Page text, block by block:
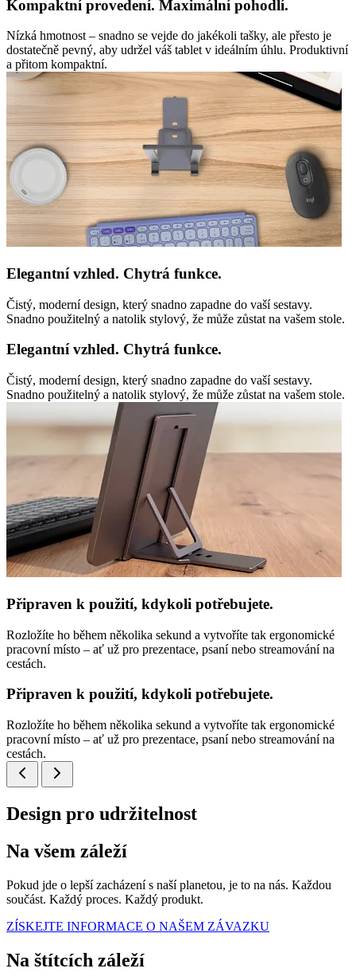
Kompaktní provedení. Maximální pohodlí.
Nízká hmotnost – snadno se vejde do jakékoli tašky, ale přesto je
dostatečně pevný, aby udržel váš tablet v ideálním úhlu. Produktivní
a přitom kompaktní.
Elegantní vzhled. Chytrá funkce.
Čistý, moderní design, který snadno zapadne do vaší sestavy.
Snadno použitelný a natolik stylový, že může zůstat na vašem stole.
Elegantní vzhled. Chytrá funkce.
Čistý, moderní design, který snadno zapadne do vaší sestavy.
Snadno použitelný a natolik stylový, že může zůstat na vašem stole.
Připraven k použití, kdykoli potřebujete.
Rozložíte ho během několika sekund a vytvoříte tak ergonomické
pracovní místo – ať už pro prezentace, psaní nebo streamování na
cestách.
Připraven k použití, kdykoli potřebujete.
Rozložíte ho během několika sekund a vytvoříte tak ergonomické
pracovní místo – ať už pro prezentace, psaní nebo streamování na
cestách.
Design pro udržitelnost
Na všem záleží
Pokud jde o lepší zacházení s naší planetou, je to na nás. Každou
součást. Každý proces. Každý produkt.
ZÍSKEJTE INFORMACE O NAŠEM ZÁVAZKU
Na štítcích záleží